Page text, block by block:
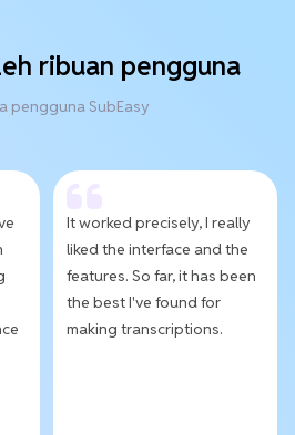
ribuan pengguna
pengguna SubEasy
It worked precisely, I really
liked the interface and the
features. So far, it has been
the best I've found for
making transcriptions.